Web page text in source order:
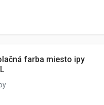
farba miesto ipy